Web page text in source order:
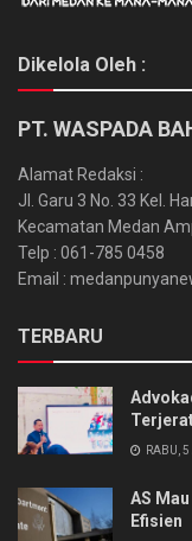
Dikelola Oleh :
PT. WASPADA
Alamat Redaksi :
Jl. Garu 3 No. 33 Kel.
Kecamatan Medan
Telp : 061-785 0458
Email :
TERBARU
RABU,
AS
Efisien